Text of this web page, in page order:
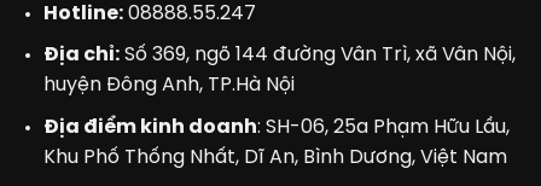
Hotline:08888.55.247
Địa chỉ:Số 369, ngõ 144 đường Vân Trì, xã Vân Nội,
huyện Đông Anh, TP.Hà Nội
Địa điểm kinh doanh: SH-06, 25a Phạm Hữu Lầu,
Khu Phố Thống Nhất, Dĩ An, Bình Dương, Việt Nam